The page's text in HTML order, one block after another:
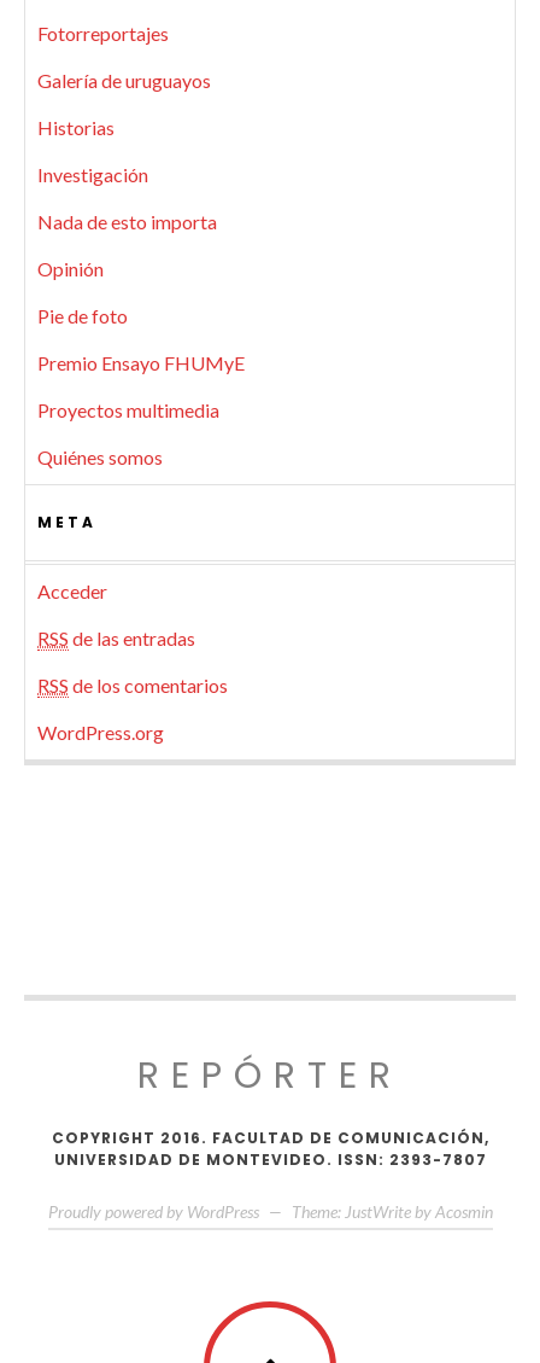
Fotorreportajes
Galería de uruguayos
Historias
Investigación
Nada de esto importa
Opinión
Pie de foto
Premio Ensayo FHUMyE
Proyectos multimedia
Quiénes somos
META
Acceder
RSS de las entradas
RSS de los comentarios
WordPress.org
REPÓRTER
COPYRIGHT 2016. FACULTAD DE COMUNICACIÓN,
UNIVERSIDAD DE MONTEVIDEO. ISSN: 2393-7807
Proudly powered by WordPress — Theme: JustWrite by Acosmin